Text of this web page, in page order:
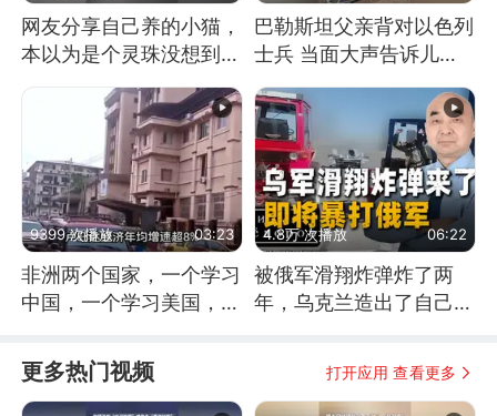
网友分享自己养的小猫，
本以为是个灵珠没想到是
巴勒斯坦父亲背对以色列
士兵 当面大声告诉儿
9399 次播放 03:23
非洲两个国家，一个学习
中国，一个学习美国，结
4.8万 次播放 06:22
被俄军滑翔炸弹炸了两
年，乌克兰造出了自己
更多热门视频 打开应用 查看更多